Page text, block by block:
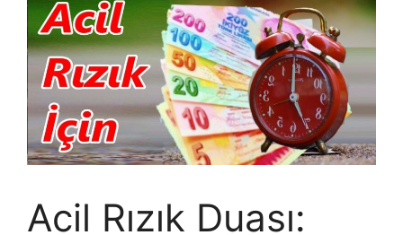
Acil Rızık Duası: